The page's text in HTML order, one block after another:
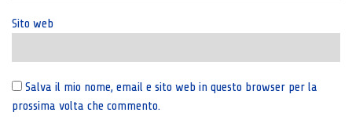
Sito web
Salva il mio nome, email e sito web in questo browser per la
prossima volta che commento.